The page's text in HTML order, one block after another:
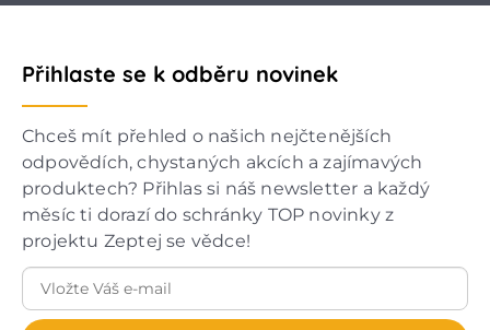
Přihlaste se k odběru novinek
Chceš mít přehled o našich nejčtenějších
odpovědích, chystaných akcích a zajímavých
produktech? Přihlas si náš newsletter a každý
měsíc ti dorazí do schránky TOP novinky z
projektu Zeptej se vědce!